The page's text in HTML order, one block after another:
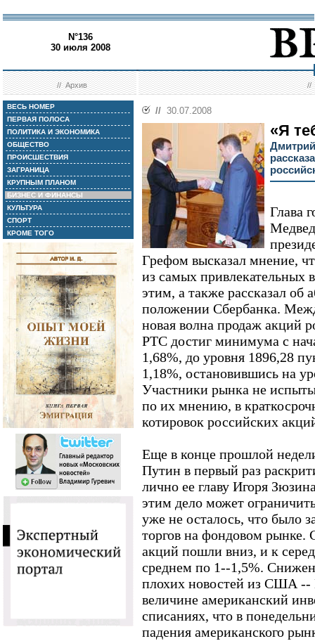
N°136
30 июля 2008
//Архив //
ВЕСЬ НОМЕР
ПЕРВАЯ ПОЛОСА
ПОЛИТИКА И ЭКОНОМИКА
ОБЩЕСТВО
ПРОИСШЕСТВИЯ
ЗАГРАНИЦА
КРУПНЫМ ПЛАНОМ
БИЗНЕС И ФИНАНСЫ
КУЛЬТУРА
СПОРТ
КРОМЕ ТОГО
// 30.07.2008
«Я
Глава
Грефом высказал мнение,
из самых привлекательных
этим, а также рассказал об
положении Сбербанка.
новая волна продаж акций
РТС достиг минимума с
1,68%, до уровня 1896,28
1,18%, остановившись на
Участники рынка не
по их мнению, в
котировок российских
Еще в конце прошлой
Путин в первый раз
лично ее главу Игоря
этим дело может
уже не осталось, что было
торгов на фондовом рынке.
акций пошли вниз, и к
среднем по 1--1,5%.
плохих новостей из США
величине американский
списаниях, что в
падения американского